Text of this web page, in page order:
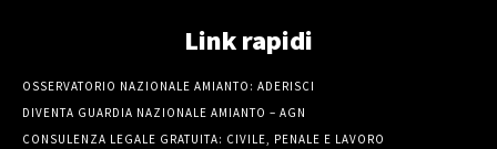
Link rapidi
OSSERVATORIO NAZIONALE AMIANTO: ADERISCI
DIVENTA GUARDIA NAZIONALE AMIANTO – AGN
CONSULENZA LEGALE GRATUITA: CIVILE, PENALE E LAVORO